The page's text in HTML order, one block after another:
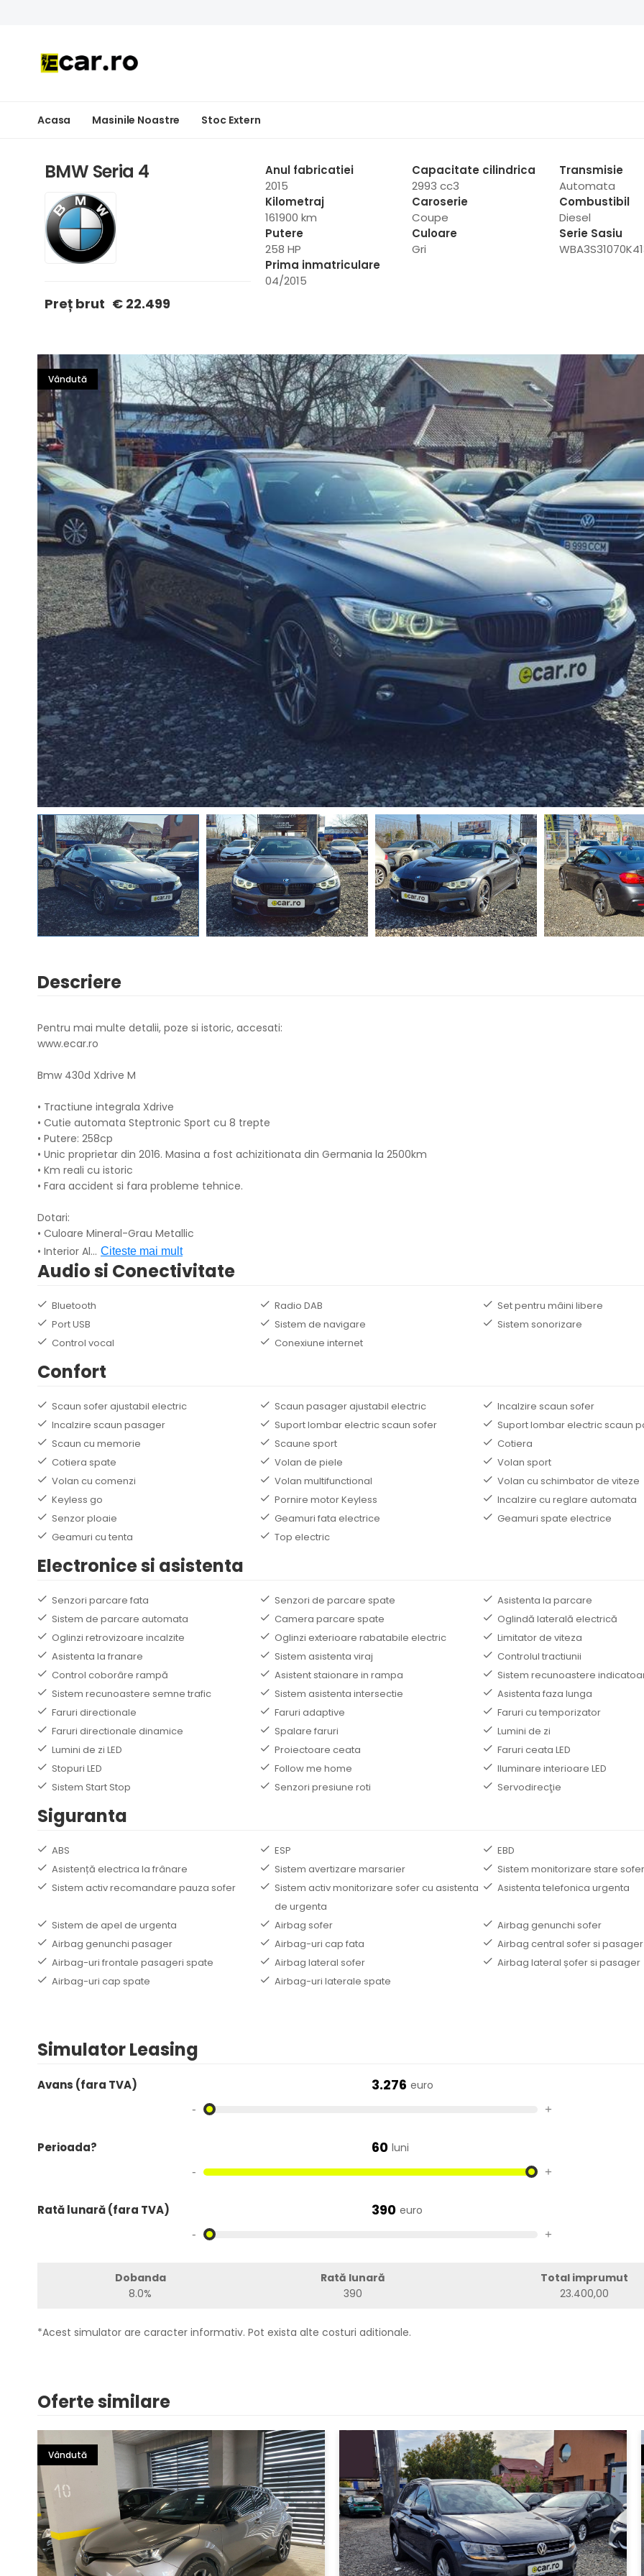
Acasa Masinile Noastre Stoc Extern
BMW Seria 4
Preț brut € 22.499
Anul fabricatiei
2015
Capacitate cilindrica
2993 cc3
Transmisie
Automata
Kilometraj
161900 km
Caroserie
Coupe
Combustibil
Diesel
Putere
258 HP
Culoare
Gri
Serie Sasiu
Prima inmatriculare
04/2015
Vândută
Descriere
Pentru mai multe detalii, poze si istoric, accesati:
www.ecar.ro
Bmw 430d Xdrive M
• Tractiune integrala Xdrive
• Cutie automata Steptronic Sport cu 8 trepte
• Putere: 258cp
• Unic proprietar din 2016. Masina a fost achizitionata din Germania la 2500km
• Km reali cu istoric
• Fara accident si fara probleme tehnice.
Dotari:
• Culoare Mineral-Grau Metallic
• Interior Al... Citeste mai mult
Audio si Conectivitate
Bluetooth Radio DAB
Set pentru mâini libere
Port USB
Sistem de navigare
Sistem sonorizare
Control vocal
Conexiune internet
Confort
Scaun sofer ajustabil electric Scaun pasager ajustabil electric
Incalzire scaun sofer
Incalzire scaun pasager
Suport lombar electric scaun sofer
Suport lombar electric scaun
Scaun cu memorie
Scaune sport
Cotiera
Cotiera spate
Volan de piele
Volan sport
Volan cu comenzi
Volan multifunctional
Volan cu schimbator de viteze
Keyless go
Pornire motor Keyless
Incalzire cu reglare automata
Senzor ploaie
Geamuri fata electrice
Geamuri spate electrice
Geamuri cu tenta
Top electric
Electronice si asistenta
Senzori parcare fata Senzori de parcare spate
Asistenta la parcare
Sistem de parcare automata
Camera parcare spate
Oglindă laterală electrică
Oglinzi retrovizoare incalzite
Oglinzi exterioare rabatabile electric
Limitator de viteza
Asistenta la franare
Sistem asistenta viraj
Controlul tractiunii
Control coborâre rampă
Asistent staionare in rampa
Sistem recunoastere
Sistem recunoastere semne trafic
Sistem asistenta intersectie
Asistenta faza lunga
Faruri directionale
Faruri adaptive
Faruri cu temporizator
Faruri directionale dinamice
Spalare faruri
Lumini de zi
Lumini de zi LED
Proiectoare ceata
Faruri ceata LED
Stopuri LED
Follow me home
Iluminare interioare LED
Sistem Start Stop
Senzori presiune roti Servodirecţie
Siguranta
ABS ESP
EBD
Asistență electrica la frânare
Sistem avertizare marsarier
Sistem monitorizare stare sofer
Sistem activ recomandare pauza sofer
Sistem activ monitorizare sofer cu asistenta
de urgenta
Asistenta telefonica urgenta
Sistem de apel de urgenta Airbag sofer
Airbag genunchi sofer
Airbag genunchi pasager
Airbag-uri cap fata
Airbag central sofer si pasager
Airbag-uri frontale pasageri spate
Airbag lateral sofer
Airbag lateral șofer si pasager
Airbag-uri cap spate
Airbag-uri laterale spate
Simulator Leasing
Avans (fara TVA) 3.276 euro
- +
Perioada? 60 luni
- +
Rată lunară (fara TVA) 390 euro
- +
Dobanda
8.0%
Rată lunară
390
Total imprumut
23.400,00
*Acest simulator are caracter informativ. Pot exista alte costuri aditionale.
Oferte similare
Vândută